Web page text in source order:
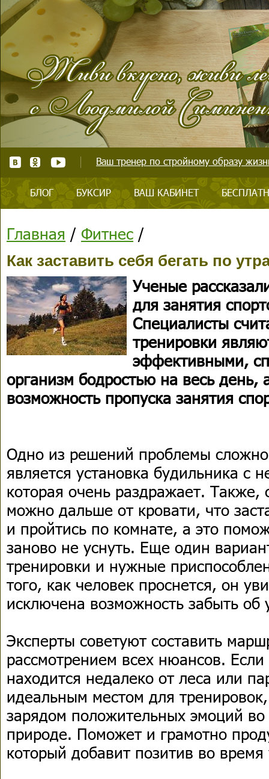
Ваш тренер по стройному образу
БЛОГ БУКСИР ВАШ КАБИНЕТ
Главная / Фитнес /
Как заставить себя бегать по
Ученые
для занятия
Специалисты
тренировки
эффективными,
организм бодростью на весь день,
возможность пропуска занятия
Одно из решений проблемы
является установка будильника с
которая очень раздражает. Также,
можно дальше от кровати, что
и пройтись по комнате, а это
заново не уснуть. Еще один
тренировки и нужные
того, как человек проснется, он
исключена возможность забыть об
Эксперты советуют составить
рассмотрением всех нюансов.
находится недалеко от леса или
идеальным местом для
зарядом положительных эмоций
природе. Поможет и грамотно
который добавит позитив во